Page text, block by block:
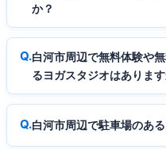
か？
白河市周辺で無料体験や
るヨガスタジオはあります
白河市周辺で駐車場のあ